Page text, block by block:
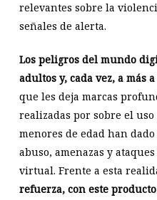
relevantes sobre la
señales de alerta.
Los peligros del mundo
adultos y, cada vez, a más
que les deja marcas
realizadas por sobre el
menores de edad han
abuso, amenazas y
virtual. Frente a esta
refuerza, con este